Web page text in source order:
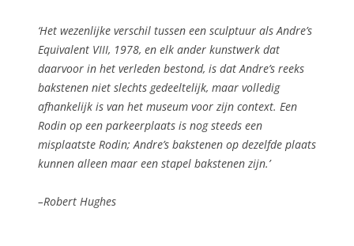
‘Het wezenlijke verschil tussen een sculptuur als Andre’s
Equivalent VIII, 1978, en elk ander kunstwerk dat
daarvoor in het verleden bestond, is dat Andre’s reeks
bakstenen niet slechts gedeeltelijk, maar volledig
afhankelijk is van het museum voor zijn context. Een
Rodin op een parkeerplaats is nog steeds een
misplaatste Rodin; Andre’s bakstenen op dezelfde plaats
kunnen alleen maar een stapel bakstenen zijn.’
–Robert Hughes